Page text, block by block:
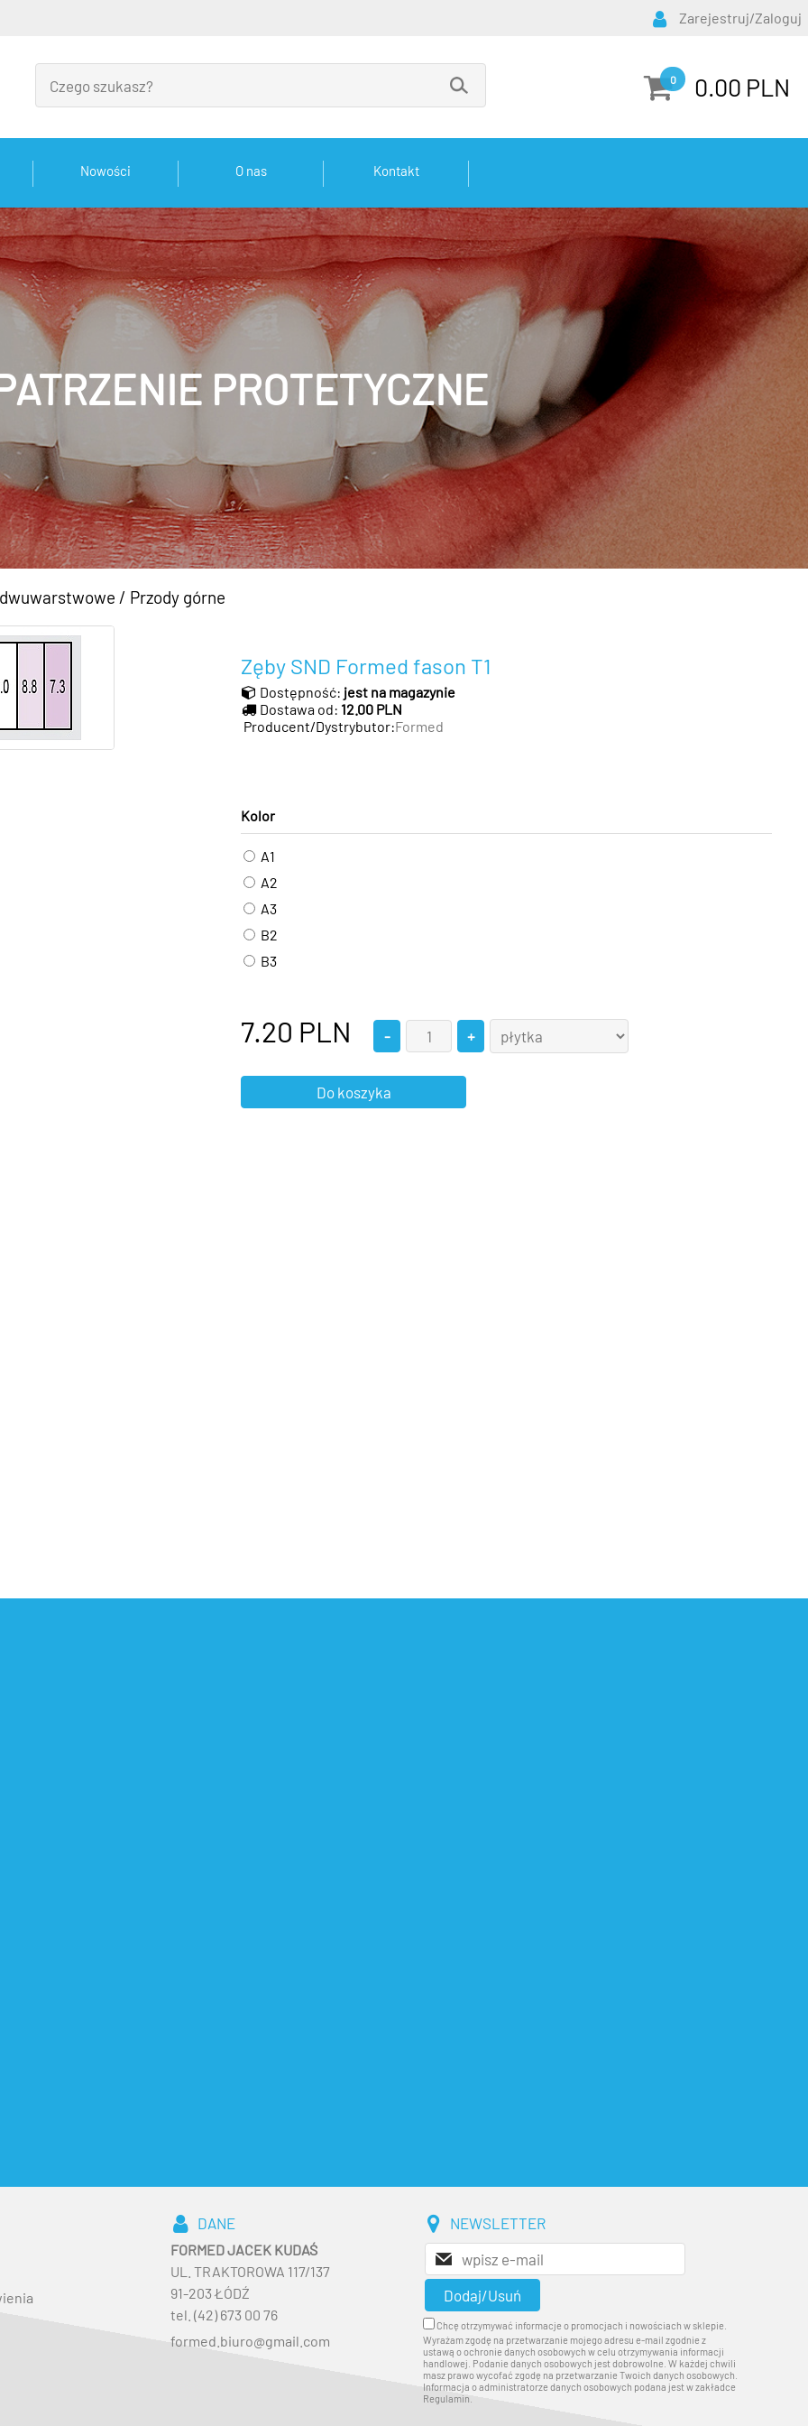
Zarejestruj/Zaloguj
0 0.00 PLN
Nowości O nas Kontakt
PROTETYCZNE
/ Przody górne
Zęby SND Formed fason T1
Dostępność: jest na magazynie
Dostawa od: 12.00 PLN
Producent/Dystrybutor:Formed
Kolor
A1
A2
A3
B2
B3
7.20 PLN
DANE
FORMED JACEK KUDAŚ
UL. TRAKTOROWA 117/137
91-203 ŁÓDŹ
tel. (42) 673 00 76
formed.biuro@gmail.com
NEWSLETTER
Chcę otrzymywać informacje o promocjach i nowościach w sklepie.
Wyrażam zgodę na przetwarzanie mojego adresu e-mail zgodnie z
ustawą o ochronie danych osobowych w celu otrzymywania informacji
handlowej. Podanie danych osobowych jest dobrowolne. W każdej chwili
masz prawo wycofać zgodę na przetwarzanie Twoich danych osobowych.
Informacja o administratorze danych osobowych podana jest w zakładce
Regulamin.